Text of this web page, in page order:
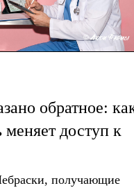
обратное:
меняет доступ к
получающие